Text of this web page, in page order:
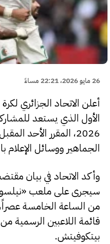
26 مايو 2026، 22:21 مساءً
أعلن الاتحاد الجزائري
الأول الذي يستعد
2026، المقرر الأحد
الجماهير ووسائل الإعلام
وأكد الاتحاد في بيان
سيجرى على ملعب «نيلسون
من الساعة الخامسة
قائمة اللاعبين الرسمية
بيتكوفيتش.